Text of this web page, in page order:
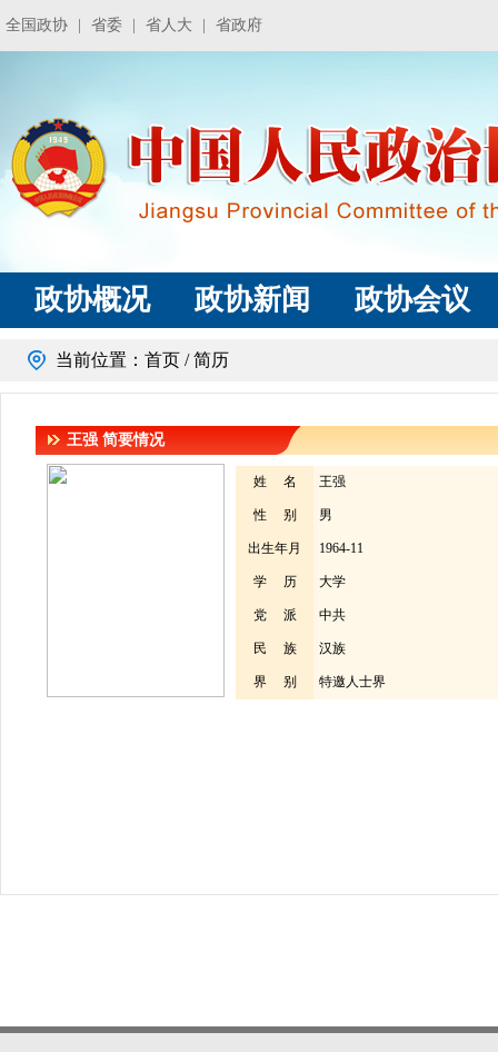
全国政协 省委 省人大 省政府
政协概况 政协新闻 政协会议
当前位置： 首页 / 简历
王强 简要情况
姓 名 王强
性 别 男
出生年月 1964-11
学 历 大学
党 派 中共
民 族 汉族
界 别 特邀人士界